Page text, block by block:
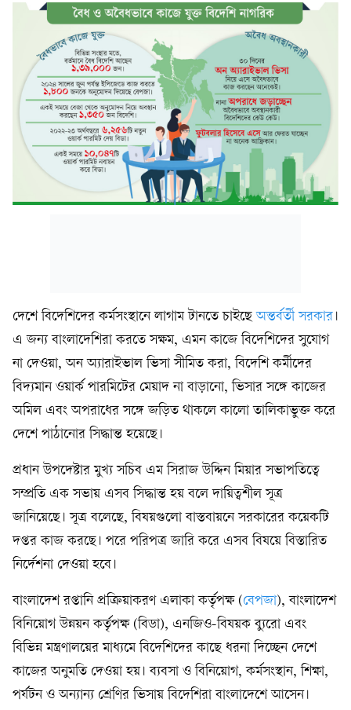
দেশে বিদেশিদের কর্মসংস্থানে লাগাম টানতে চাইছেঅন্তর্বর্তী সরকার ।
এ জন্য বাংলাদেশিরা করতে সক্ষম, এমন কাজে বিদেশিদের সুযোগ
না দেওয়া, অন অ্যারাইভাল ভিসা সীমিত করা, বিদেশি কর্মীদের
বিদ্যমান ওয়ার্ক পারমিটের মেয়াদ না বাড়ানো, ভিসার সঙ্গে কাজের
অমিল এবং অপরাধের সঙ্গে জড়িত থাকলে কালো তালিকাভুক্ত করে
দেশে পাঠানোর সিদ্ধান্ত হয়েছে।
প্রধান উপদেষ্টার মুখ্য সচিব এম সিরাজ উদ্দিন মিয়ার সভাপতিত্বে
সম্প্রতি এক সভায় এসব সিদ্ধান্ত হয় বলে দায়িত্বশীল সূত্র
জানিয়েছে। সূত্র বলেছে, বিষয়গুলো বাস্তবায়নে সরকারের কয়েকটি
দপ্তর কাজ করছে। পরে পরিপত্র জারি করে এসব বিষয়ে বিস্তারিত
নির্দেশনা দেওয়া হবে।
বাংলাদেশ রপ্তানি প্রক্রিয়াকরণ এলাকা কর্তৃপক্ষ (বেপজা), বাংলাদেশ
বিনিয়োগ উন্নয়ন কর্তৃপক্ষ (বিডা), এনজিও-বিষয়ক ব্যুরো এবং
বিভিন্ন মন্ত্রণালয়ের মাধ্যমে বিদেশিদের কাছে ধরনা দিচ্ছেন দেশে
কাজের অনুমতি দেওয়া হয়। ব্যবসা ও বিনিয়োগ, কর্মসংস্থান, শিক্ষা,
পর্যটন ও অন্যান্য শ্রেণির ভিসায় বিদেশিরা বাংলাদেশে আসেন।